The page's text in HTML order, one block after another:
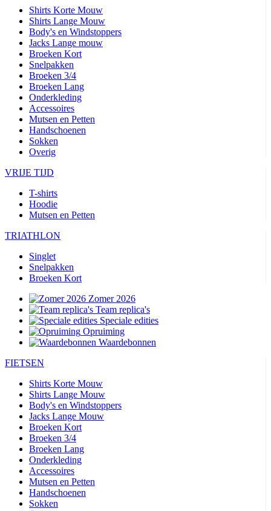
Shirts Korte Mouw
Shirts Lange Mouw
Body's en Windstoppers
Jacks Lange mouw
Broeken Kort
Snelpakken
Broeken 3/4
Broeken Lang
Onderkleding
Accessoires
Mutsen en Petten
Handschoenen
Sokken
Overig
VRIJE TIJD
T-shirts
Hoodie
Mutsen en Petten
TRIATHLON
Singlet
Snelpakken
Broeken Kort
Zomer 2026
Team replica's
Speciale edities
Opruiming
Waardebonnen
FIETSEN
Shirts Korte Mouw
Shirts Lange Mouw
Body's en Windstoppers
Jacks Lange Mouw
Broeken Kort
Broeken 3/4
Broeken Lang
Onderkleding
Accessoires
Mutsen en Petten
Handschoenen
Sokken